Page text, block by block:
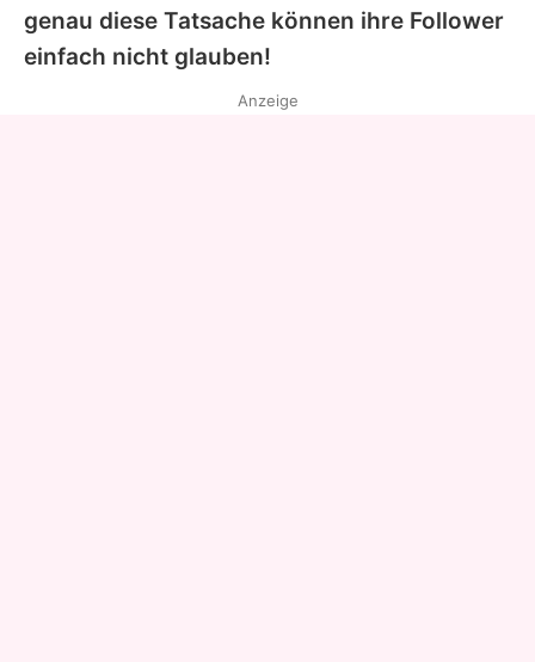
genau diese Tatsache können ihre Follower
einfach nicht glauben!
Anzeige